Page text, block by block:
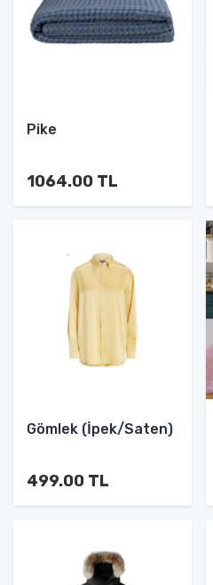
Pike
1064.00 TL
Gömlek (İpek/Saten)
499.00 TL